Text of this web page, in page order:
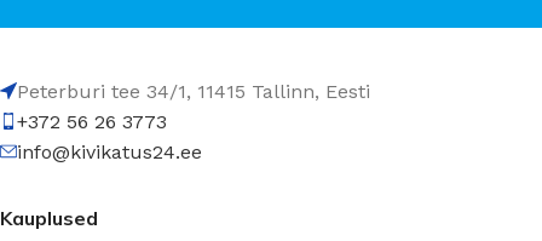
Peterburi tee 34/1, 11415 Tallinn, Eesti
+372 56 26 3773
info@kivikatus24.ee
Kauplused